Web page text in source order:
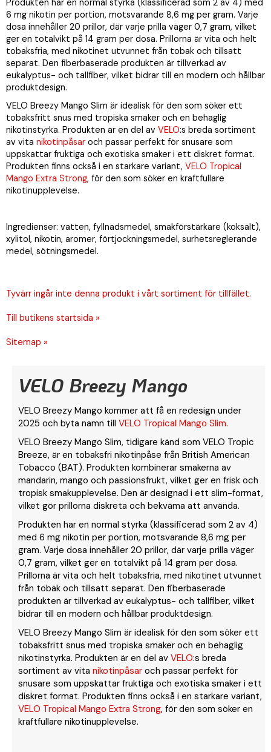
Produkten har en normal styrka (klassificerad som 2 av 4) med
6 mg nikotin per portion, motsvarande 8,6 mg per gram. Varje
dosa innehåller 20 prillor, där varje prilla väger 0,7 gram, vilket
ger en totalvikt på 14 gram per dosa. Prillorna är vita och helt
tobaksfria, med nikotinet utvunnet från tobak och tillsatt
separat. Den fiberbaserade produkten är tillverkad av
eukalyptus- och tallfiber, vilket bidrar till en modern och hållbar
produktdesign.
VELO Breezy Mango Slim är idealisk för den som söker ett
tobaksfritt snus med tropiska smaker och en behaglig
nikotinstyrka. Produkten är en del av VELO:s breda sortiment
av vita nikotinpåsar och passar perfekt för snusare som
uppskattar fruktiga och exotiska smaker i ett diskret format.
Produkten finns också i en starkare variant, VELO Tropical
Mango Extra Strong, för den som söker en kraftfullare
nikotinupplevelse.
Ingredienser: vatten, fyllnadsmedel, smakförstärkare (koksalt),
xylitol, nikotin, aromer, förtjockningsmedel, surhetsreglerande
medel, sötningsmedel.
Tyvärr ingår inte denna produkt i vårt sortiment för tillfället.
Till butikens startsida »
Sitemap »
VELO Breezy Mango
VELO Breezy Mango kommer att få en redesign under
2025 och byta namn till VELO Tropical Mango Slim.
VELO Breezy Mango Slim, tidigare känd som VELO Tropic
Breeze, är en tobaksfri nikotinpåse från British American
Tobacco (BAT). Produkten kombinerar smakerna av
mandarin, mango och passionsfrukt, vilket ger en frisk och
tropisk smakupplevelse. Den är designad i ett slim-format,
vilket gör prillorna diskreta och bekväma att använda.
Produkten har en normal styrka (klassificerad som 2 av 4)
med 6 mg nikotin per portion, motsvarande 8,6 mg per
gram. Varje dosa innehåller 20 prillor, där varje prilla väger
0,7 gram, vilket ger en totalvikt på 14 gram per dosa.
Prillorna är vita och helt tobaksfria, med nikotinet utvunnet
från tobak och tillsatt separat. Den fiberbaserade
produkten är tillverkad av eukalyptus- och tallfiber, vilket
bidrar till en modern och hållbar produktdesign.
VELO Breezy Mango Slim är idealisk för den som söker ett
tobaksfritt snus med tropiska smaker och en behaglig
nikotinstyrka. Produkten är en del av VELO:s breda
sortiment av vita nikotinpåsar och passar perfekt för
snusare som uppskattar fruktiga och exotiska smaker i ett
diskret format. Produkten finns också i en starkare variant,
VELO Tropical Mango Extra Strong, för den som söker en
kraftfullare nikotinupplevelse.